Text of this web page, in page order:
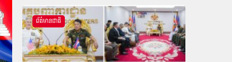
ព័ត៌មានជាតិ